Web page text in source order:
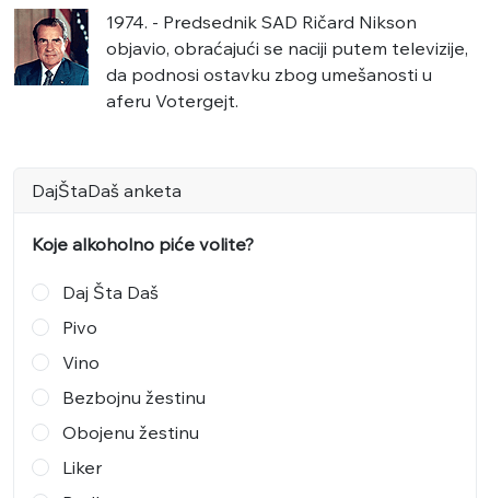
1974. - Predsednik SAD Ričard Nikson
objavio, obraćajući se naciji putem televizije,
da podnosi ostavku zbog umešanosti u
aferu Votergejt.
DajŠtaDaš anketa
Koje alkoholno piće volite?
Daj Šta Daš
Pivo
Vino
Bezbojnu žestinu
Obojenu žestinu
Liker